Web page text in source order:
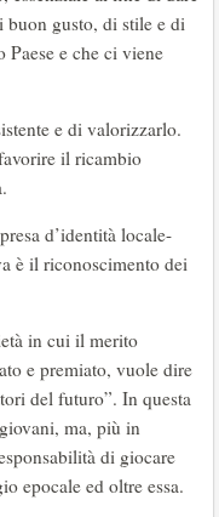
buon gusto, di stile e di
Paese e che ci viene
e di valorizzarlo.
il ricambio
d’identità locale-
è il riconoscimento dei
in cui il merito
e premiato, vuole dire
del futuro”. In questa
ma, più in
di giocare
epocale ed oltre essa.